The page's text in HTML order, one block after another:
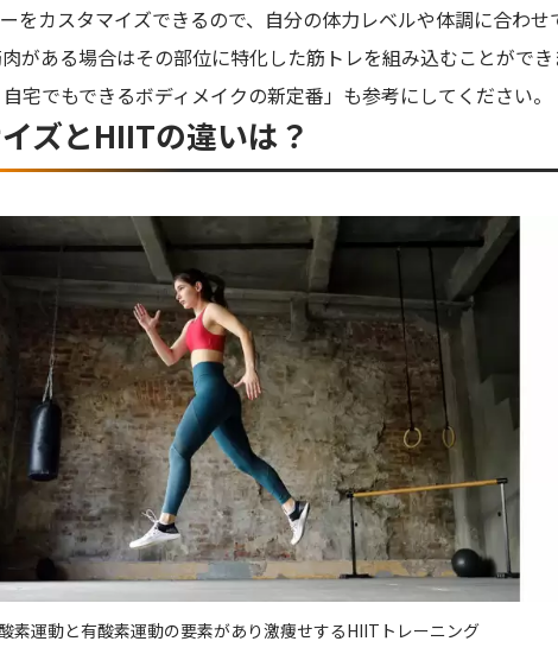
をカスタマイズできるので、自分の体力レベルや体調に合わ
がある場合はその部位に特化した筋トレを組み込むことができ
宅でもできるボディメイクの新定番」も参考にしてください。
ズとHIITの違いは？
素運動と有酸素運動の要素があり激痩せするHIITトレーニング